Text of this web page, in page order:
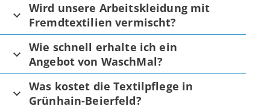
Wird unsere Arbeitskleidung mit
Fremdtextilien vermischt?
Wie schnell erhalte ich ein
Angebot von WaschMal?
Was kostet die Textilpflege in
Grünhain-Beierfeld?